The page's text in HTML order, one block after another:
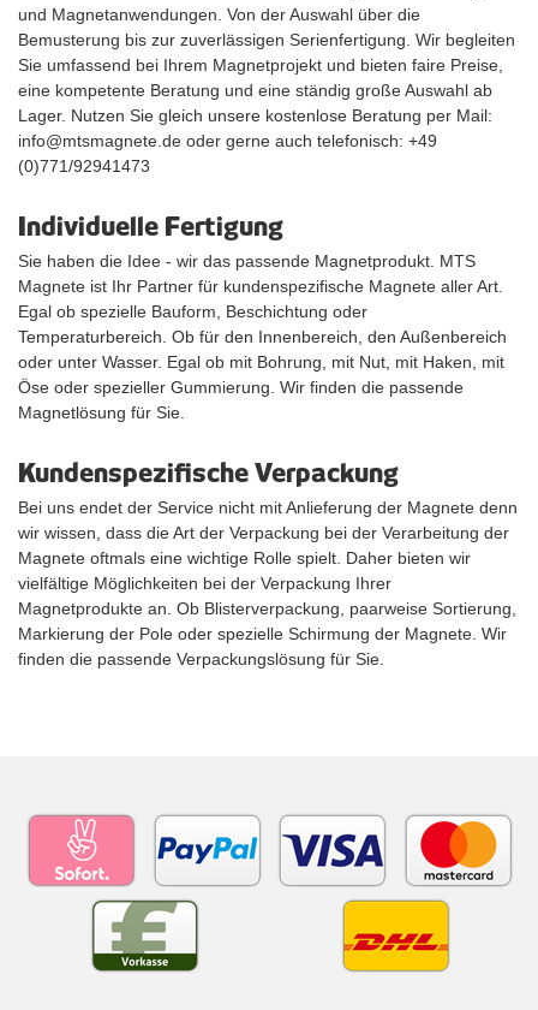
und Magnetanwendungen. Von der Auswahl über die
Bemusterung bis zur zuverlässigen Serienfertigung. Wir begleiten
Sie umfassend bei Ihrem Magnetprojekt und bieten faire Preise,
eine kompetente Beratung und eine ständig große Auswahl ab
Lager. Nutzen Sie gleich unsere kostenlose Beratung per Mail:
info@mtsmagnete.de oder gerne auch telefonisch: +49
(0)771/92941473
Individuelle Fertigung
Sie haben die Idee - wir das passende Magnetprodukt. MTS
Magnete ist Ihr Partner für kundenspezifische Magnete aller Art.
Egal ob spezielle Bauform, Beschichtung oder
Temperaturbereich. Ob für den Innenbereich, den Außenbereich
oder unter Wasser. Egal ob mit Bohrung, mit Nut, mit Haken, mit
Öse oder spezieller Gummierung. Wir finden die passende
Magnetlösung für Sie.
Kundenspezifische Verpackung
Bei uns endet der Service nicht mit Anlieferung der Magnete denn
wir wissen, dass die Art der Verpackung bei der Verarbeitung der
Magnete oftmals eine wichtige Rolle spielt. Daher bieten wir
vielfältige Möglichkeiten bei der Verpackung Ihrer
Magnetprodukte an. Ob Blisterverpackung, paarweise Sortierung,
Markierung der Pole oder spezielle Schirmung der Magnete. Wir
finden die passende Verpackungslösung für Sie.